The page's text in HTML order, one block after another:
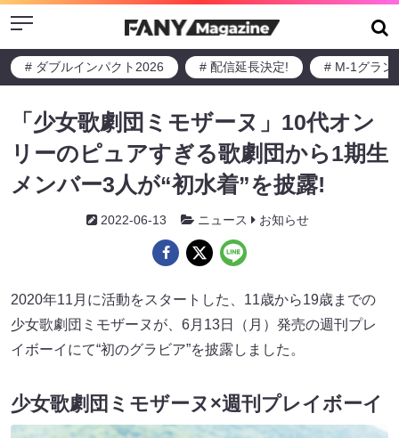
Menu
# ダブルインパクト2026 # 配信延長決定! # M-1グラン
「少女歌劇団ミモザーヌ」10代オン
リーのピュアすぎる歌劇団から1期生
メンバー3人が“初水着”を披露!
2022-06-13 ニュース お知らせ
2020年11月に活動をスタートした、11歳から19歳までの
少女歌劇団ミモザーヌが、6月13日（月）発売の週刊プレ
イボーイにて“初のグラビア”を披露しました。
少女歌劇団ミモザーヌ×週刊プレイボーイ